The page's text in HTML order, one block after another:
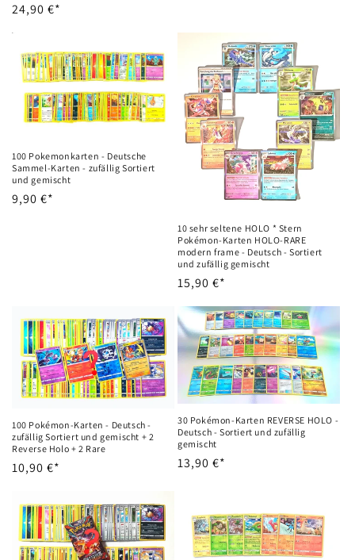
Precio
habitual
24,90 €*
100 Pokemonkarten - Deutsche
Sammel-Karten - zufällig Sortiert
und gemischt
Precio
9,90 €*
10 sehr seltene HOLO * Stern
Pokémon-Karten HOLO-RARE
modern frame - Deutsch - Sortiert
und zufällig gemischt
Precio
habitual
15,90 €*
100 Pokémon-Karten - Deutsch -
zufällig Sortiert und gemischt + 2
Reverse Holo + 2 Rare
Precio
10,90 €*
30 Pokémon-Karten REVERSE HOLO -
Deutsch - Sortiert und zufällig
gemischt
Precio
13,90 €*